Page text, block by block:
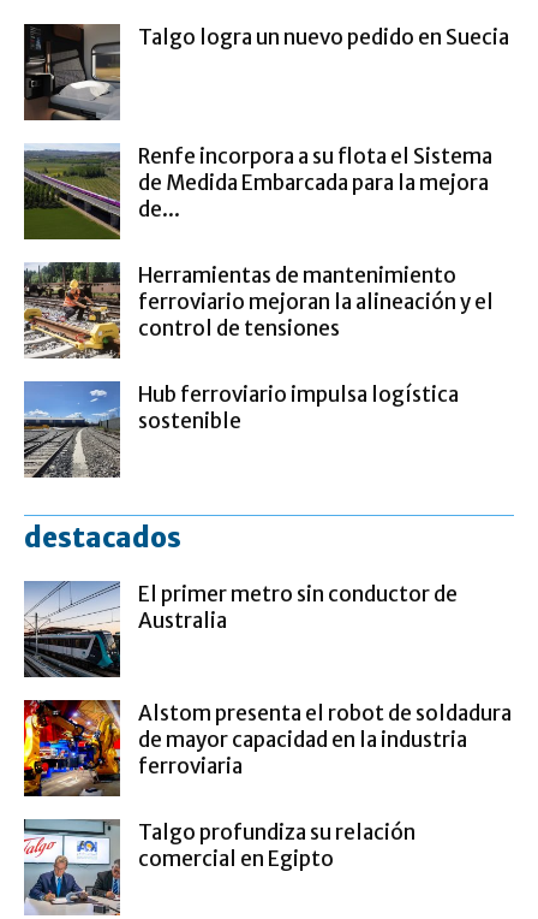
Talgo logra un nuevo pedido en Suecia
Renfe incorpora a su flota el Sistema
de Medida Embarcada para la mejora
de...
Herramientas de mantenimiento
ferroviario mejoran la alineación y el
control de tensiones
Hub ferroviario impulsa logística
sostenible
destacados
El primer metro sin conductor de
Australia
Alstom presenta el robot de soldadura
de mayor capacidad en la industria
ferroviaria
Talgo profundiza su relación
comercial en Egipto